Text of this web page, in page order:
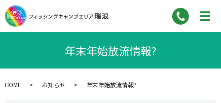
年末年始放流情報?
HOME お知らせ 年末年始放流情報?